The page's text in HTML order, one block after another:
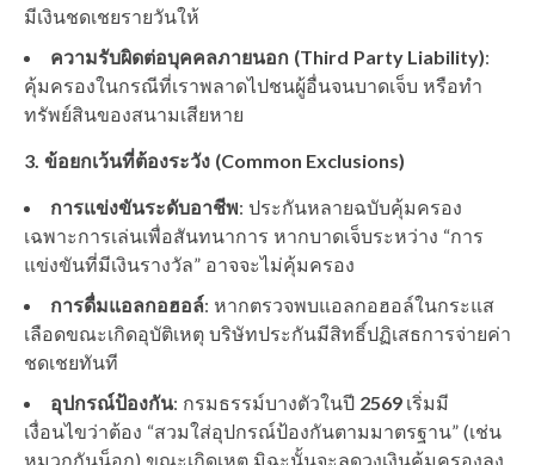
มีเงินชดเชยรายวันให้
ความรับผิดต่อบุคคลภายนอก (Third Party Liability):
คุ้มครองในกรณีที่เราพลาดไปชนผู้อื่นจนบาดเจ็บ หรือทำ
ทรัพย์สินของสนามเสียหาย
3. ข้อยกเว้นที่ต้องระวัง (Common Exclusions)
การแข่งขันระดับอาชีพ: ประกันหลายฉบับคุ้มครอง
เฉพาะการเล่นเพื่อสันทนาการ หากบาดเจ็บระหว่าง “การ
แข่งขันที่มีเงินรางวัล” อาจจะไม่คุ้มครอง
การดื่มแอลกอฮอล์: หากตรวจพบแอลกอฮอล์ในกระแส
เลือดขณะเกิดอุบัติเหตุ บริษัทประกันมีสิทธิ์ปฏิเสธการจ่ายค่า
ชดเชยทันที
อุปกรณ์ป้องกัน: กรมธรรม์บางตัวในปี 2569เริ่มมี
เงื่อนไขว่าต้อง “สวมใส่อุปกรณ์ป้องกันตามมาตรฐาน” (เช่น
หมวกกันน็อก) ขณะเกิดเหตุ มิฉะนั้นจะลดวงเงินคุ้มครองลง